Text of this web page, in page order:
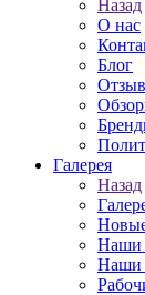
Назад
О нас
Блог
Галерея
Назад
Наши
Наши